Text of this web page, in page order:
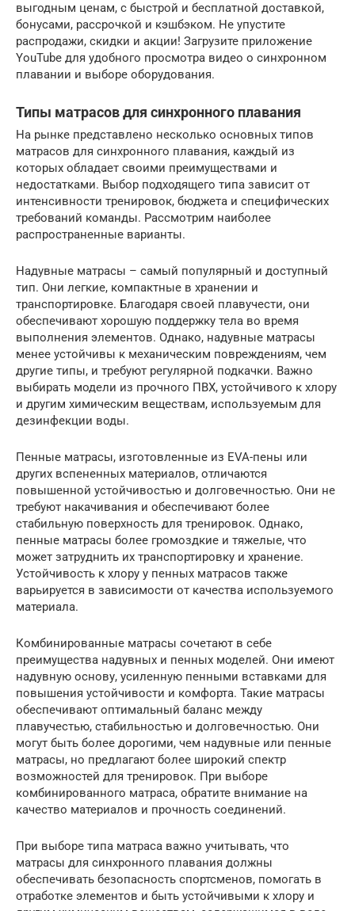
выгодным ценам, с быстрой и бесплатной доставкой,
бонусами, рассрочкой и кэшбэком. Не упустите
распродажи, скидки и акции! Загрузите приложение
YouTube для удобного просмотра видео о синхронном
плавании и выборе оборудования.
Типы матрасов для синхронного плавания
На рынке представлено несколько основных типов
матрасов для синхронного плавания, каждый из
которых обладает своими преимуществами и
недостатками. Выбор подходящего типа зависит от
интенсивности тренировок, бюджета и специфических
требований команды. Рассмотрим наиболее
распространенные варианты.
Надувные матрасы – самый популярный и доступный
тип. Они легкие, компактные в хранении и
транспортировке. Благодаря своей плавучести, они
обеспечивают хорошую поддержку тела во время
выполнения элементов. Однако, надувные матрасы
менее устойчивы к механическим повреждениям, чем
другие типы, и требуют регулярной подкачки. Важно
выбирать модели из прочного ПВХ, устойчивого к хлору
и другим химическим веществам, используемым для
дезинфекции воды.
Пенные матрасы, изготовленные из EVA-пены или
других вспененных материалов, отличаются
повышенной устойчивостью и долговечностью. Они не
требуют накачивания и обеспечивают более
стабильную поверхность для тренировок. Однако,
пенные матрасы более громоздкие и тяжелые, что
может затруднить их транспортировку и хранение.
Устойчивость к хлору у пенных матрасов также
варьируется в зависимости от качества используемого
материала.
Комбинированные матрасы сочетают в себе
преимущества надувных и пенных моделей. Они имеют
надувную основу, усиленную пенными вставками для
повышения устойчивости и комфорта. Такие матрасы
обеспечивают оптимальный баланс между
плавучестью, стабильностью и долговечностью. Они
могут быть более дорогими, чем надувные или пенные
матрасы, но предлагают более широкий спектр
возможностей для тренировок. При выборе
комбинированного матраса, обратите внимание на
качество материалов и прочность соединений.
При выборе типа матраса важно учитывать, что
матрасы для синхронного плавания должны
обеспечивать безопасность спортсменов, помогать в
отработке элементов и быть устойчивыми к хлору и